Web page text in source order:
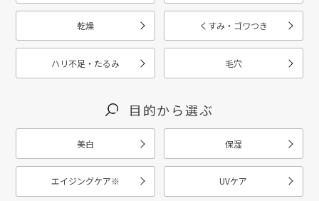
乾燥 くすみ・ゴワつき
ハリ不足・たるみ 毛穴
目的から選ぶ
美白 保湿
エイジングケア※ UVケア